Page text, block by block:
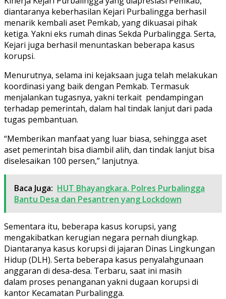
diantaranya keberhasilan Kejari Purbalingga berhasil
menarik kembali aset Pemkab, yang dikuasai pihak
ketiga. Yakni eks rumah dinas Sekda Purbalingga. Serta,
Kejari juga berhasil menuntaskan beberapa kasus
korupsi.
Menurutnya, selama ini kejaksaan juga telah melakukan
koordinasi yang baik dengan Pemkab. Termasuk
menjalankan tugasnya, yakni terkait pendampingan
terhadap pemerintah, dalam hal tindak lanjut dari pada
tugas pembantuan.
“Memberikan manfaat yang luar biasa, sehingga aset
aset pemerintah bisa diambil alih, dan tindak lanjut bisa
diselesaikan 100 persen,” lanjutnya.
Baca Juga: HUT Bhayangkara, Polres Purbalingga
Bantu Desa dan Pesantren yang Lockdown
Sementara itu, beberapa kasus korupsi, yang
mengakibatkan kerugian negara pernah diungkap.
Diantaranya kasus korupsi di jajaran Dinas Lingkungan
Hidup (DLH). Serta beberapa kasus penyalahgunaan
anggaran di desa-desa. Terbaru, saat ini masih
dalam proses penanganan yakni dugaan korupsi di
kantor Kecamatan Purbalingga.